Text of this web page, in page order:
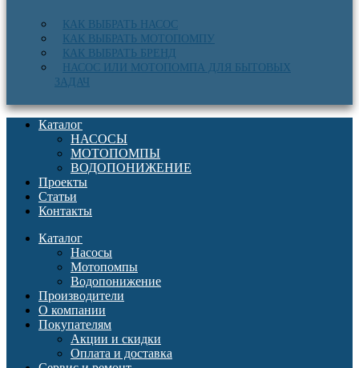
КАК ВЫБРАТЬ НАСОС
КАК ВЫБРАТЬ МОТОПОМПУ
КАК ВЫБРАТЬ БРЕНД
НАСОС ИЛИ МОТОПОМПА ДЛЯ БЫТОВЫХ
ЗАДАЧ
Каталог
НАСОСЫ
МОТОПОМПЫ
ВОДОПОНИЖЕНИЕ
Проекты
Статьи
Контакты
Каталог
Насосы
Мотопомпы
Водопонижение
Производители
О компании
Покупателям
Акции и скидки
Оплата и доставка